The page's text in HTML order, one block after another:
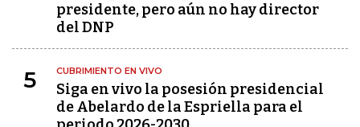
presidente, pero aún no hay director
del DNP
5 CUBRIMIENTO EN VIVO
Siga en vivo la posesión presidencial
de Abelardo de la Espriella para el